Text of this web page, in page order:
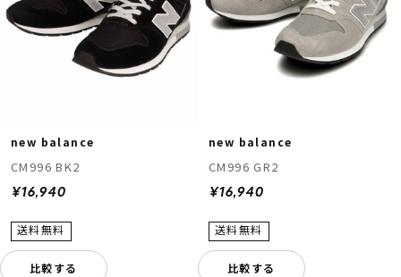
new balance
CM996 BK2
¥16,940
比較する
new balance
CM996 GR2
¥16,940
比較する